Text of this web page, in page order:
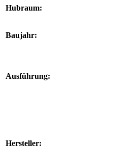
Hubraum:
Baujahr:
Ausführung:
Hersteller: